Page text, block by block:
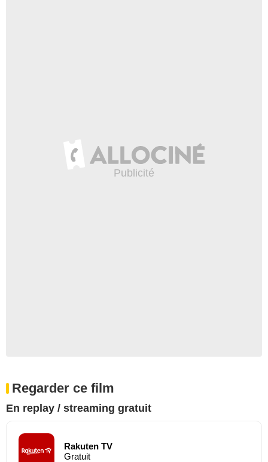
Regarder ce film
En replay / streaming gratuit
Rakuten TV
Gratuit